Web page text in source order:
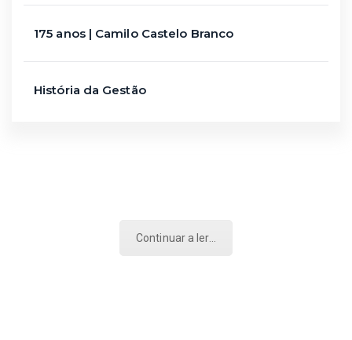
175 anos | Camilo Castelo Branco
História da Gestão
Continuar a ler...